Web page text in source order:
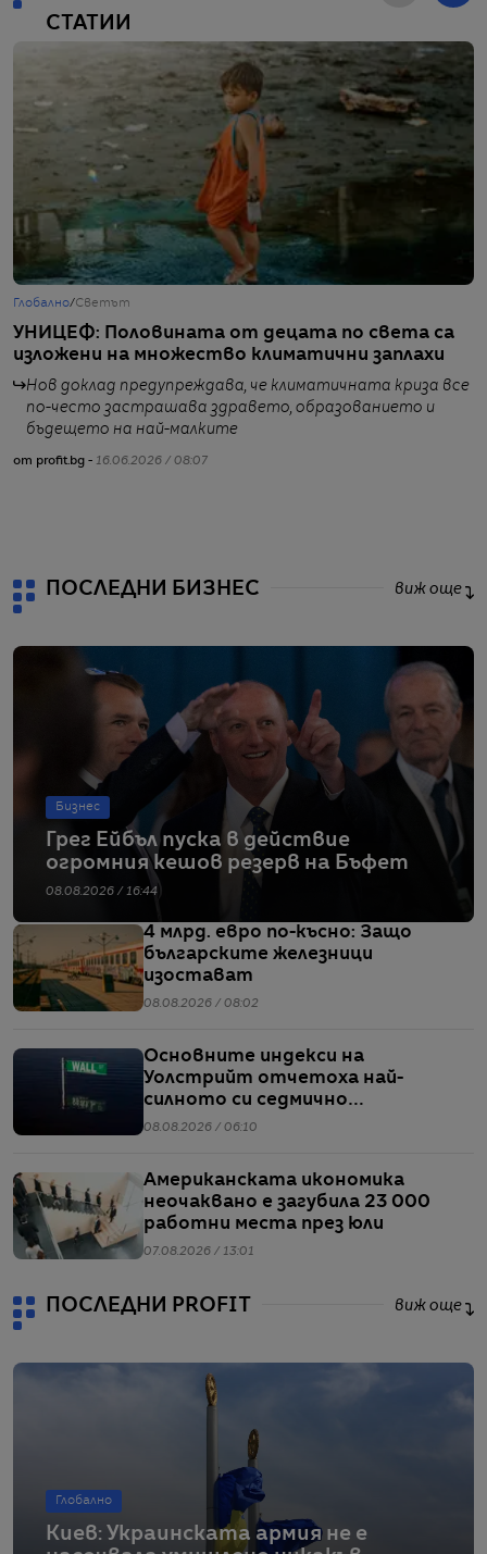
СТАТИИ
Глобално/Светът
УНИЦЕФ: Половината от децата по света са
изложени на множество климатични заплахи
Нов доклад предупреждава, че климатичната криза все
по-често застрашава здравето, образованието и
бъдещето на най-малките
от profit.bg - 16.06.2026 / 08:07
ПОСЛЕДНИ БИЗНЕС виж още
Бизнес
Грег Ейбъл пуска в действие
огромния кешов резерв на Бъфет
08.08.2026 / 16:44
4 млрд. евро по-късно: Защо
българските железници
изостават
08.08.2026 / 08:02
Основните индекси на
Уолстрийт отчетоха най-
силното си седмично
представяне от април насам
08.08.2026 / 06:10
Американската икономика
неочаквано е загубила 23 000
работни места през юли
07.08.2026 / 13:01
ПОСЛЕДНИ PROFIT виж още
Глобално
Киев: Украинската армия не е